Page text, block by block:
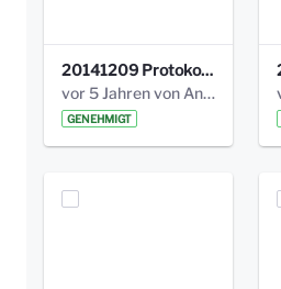
20141209 Protokoll Park am Gesundheitsamt 04.pdf
vor 5 Jahren von Anni Schlumberger
GENEHMIGT